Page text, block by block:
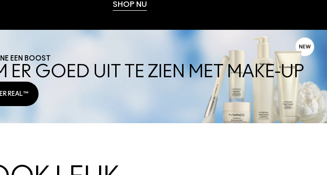
SHOP NU
EEN BOOST
GOED UIT TE ZIEN MET MAKE-UP
REAL™